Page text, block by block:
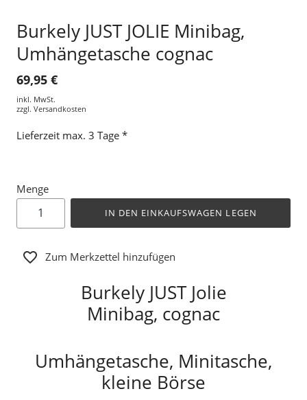
Burkely JUST JOLIE Minibag,
Umhängetasche cognac
69,95 €
inkl. MwSt.
zzgl. Versandkosten
Lieferzeit max. 3 Tage *
Menge
IN DEN EINKAUFSWAGEN LEGEN
Zum Merkzettel hinzufügen
Burkely JUST Jolie
Minibag, cognac
Umhängetasche, Minitasche,
kleine Börse